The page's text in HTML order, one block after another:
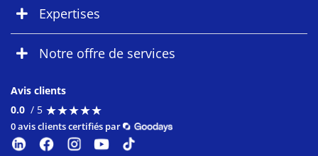
Expertises
Notre offre de services
Avis clients
0.0 / 5 ★★★★★
★★★★★
0 avis clients certifiés par